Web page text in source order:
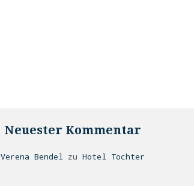
Neuester Kommentar
Verena Bendel zuHotel Tochter